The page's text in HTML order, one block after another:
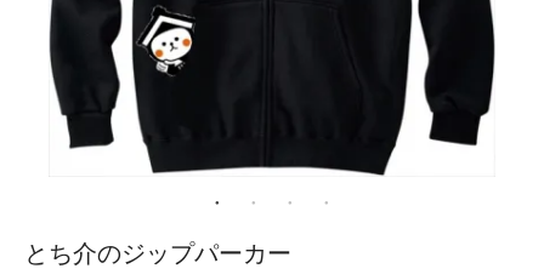
とち介のジップパーカー